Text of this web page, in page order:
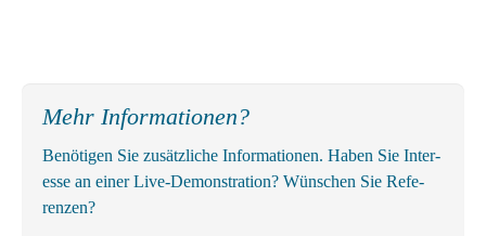
Mehr Informationen?
Be­nö­ti­gen Sie zu­sätz­li­che In­for­ma­tio­nen. Ha­ben Sie In­ter­
es­se an ei­ner Li­ve-De­mons­tra­ti­on? Wün­schen Sie Re­fe­
ren­zen?